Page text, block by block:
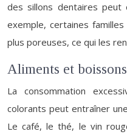
des sillons dentaires peut
exemple, certaines
plus poreuses, ce qui les
Aliments et
La consommation
colorants peut entraîner
Le café, le thé, le vin